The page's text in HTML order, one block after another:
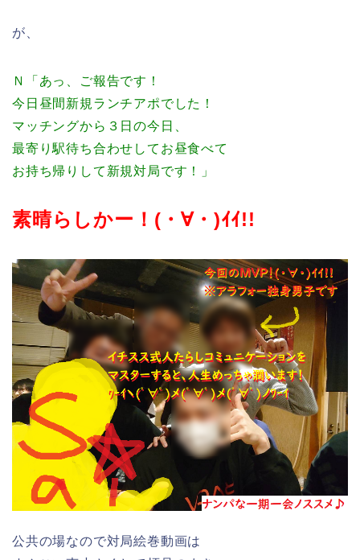
が、
Ｎ「あっ、ご報告です！
今日昼間新規ランチアポでした！
マッチングから３日の今日、
最寄り駅待ち合わせして お昼食べて
お持ち帰りして新規対局です！」
素晴らしかー！(・∀・)ｲｲ!!
公共の場なので対局絵巻動画は